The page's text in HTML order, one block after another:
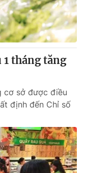
1 tháng tăng
cơ sở được điều
định đến Chỉ số